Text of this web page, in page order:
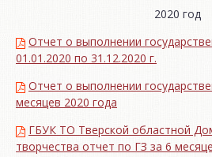
2020 год
Отчет о выполнении
01.01.2020 по 31.12.2020 г.
Отчет о выполнении
месяцев 2020 года
ГБУК ТО Тверской областной
творчества отчет по ГЗ за 6